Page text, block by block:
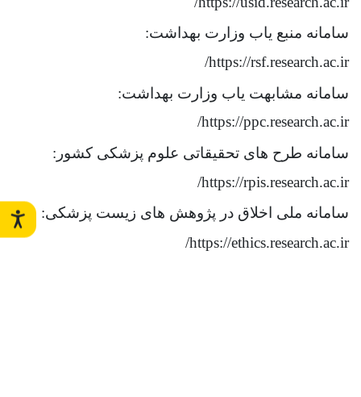
سامانه منبع یاب وزارت بهداشت:
https://rsf.research.ac.ir/
سامانه مشابهت یاب وزارت بهداشت:
https://ppc.research.ac.ir/
سامانه طرح های تحقیقاتی علوم پزشکی کشور:
https://rpis.research.ac.ir/
سامانه ملی اخلاق در پژوهش های زیست پزشکی:
https://ethics.research.ac.ir/